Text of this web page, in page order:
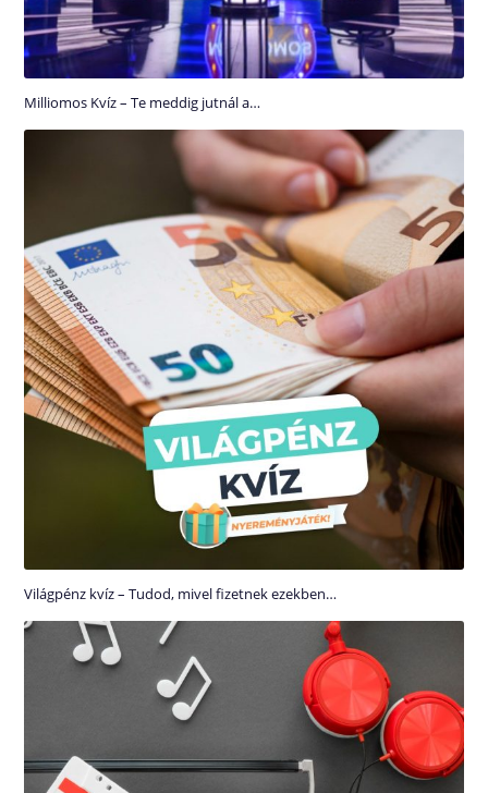
Milliomos Kvíz – Te meddig jutnál a…
Világpénz kvíz – Tudod, mivel fizetnek ezekben…